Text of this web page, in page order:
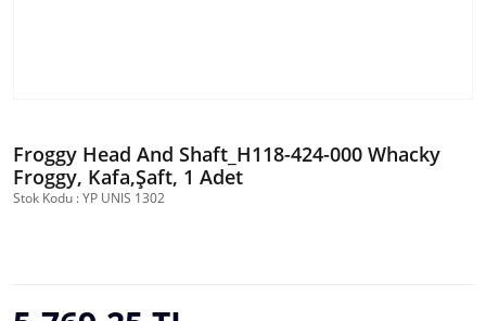
Froggy Head And Shaft_H118-424-000 Whacky
Froggy, Kafa,Şaft, 1 Adet
Stok Kodu : YP UNIS 1302